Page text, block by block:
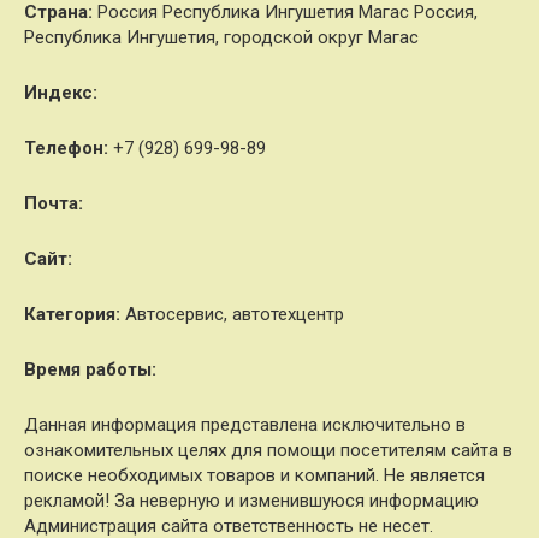
Страна: Россия Республика Ингушетия Магас Россия,
Республика Ингушетия, городской округ Магас
Индекс:
Телефон: +7 (928) 699-98-89
Почта:
Cайт:
Категория: Автосервис, автотехцентр
Время работы:
Данная информация представлена исключительно в
ознакомительных целях для помощи посетителям сайта в
поиске необходимых товаров и компаний. Не является
рекламой! За неверную и изменившуюся информацию
Администрация сайта ответственность не несет.